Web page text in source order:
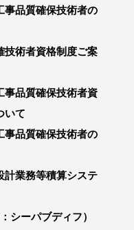
事品質確保技術者の
技術者資格制度ご案
事品質確保技術者資
いて
事品質確保技術者の
計業務等積算システ
シーパブディフ）